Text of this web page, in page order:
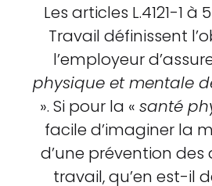
Les articles L.4121-1
Travail définissent
l’employeur
physique et mentale
». Si pour la « santé
facile d’imaginer la
d’une prévention
travail, qu’en est-il